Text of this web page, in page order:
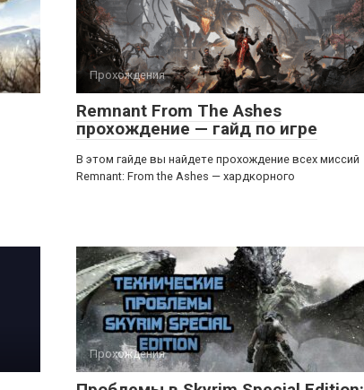
Прохождения
Remnant From The Ashes
прохождение — гайд по игре
В этом гайде вы найдете прохождение всех миссий
Remnant: From the Ashes — хардкорного
Прохождения